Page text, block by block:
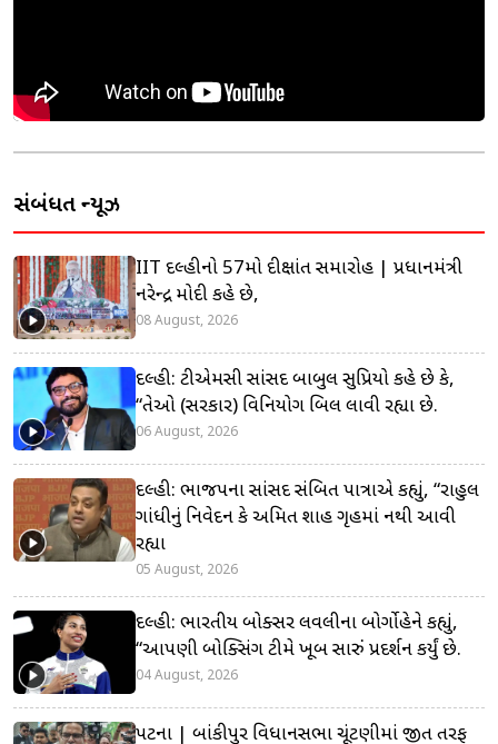
સંબંધિત ન્યૂઝ
IIT દિલ્હીનો 57મો દીક્ષાંત સમારોહ | પ્રધાનમંત્રી
નરેન્દ્ર મોદી કહે છે,
08 August, 2026
દિલ્હી: ટીએમસી સાંસદ બાબુલ સુપ્રિયો કહે છે કે,
“તેઓ (સરકાર) વિનિયોગ બિલ લાવી રહ્યા છે.
06 August, 2026
દિલ્હી: ભાજપના સાંસદ સંબિત પાત્રાએ કહ્યું, “રાહુલ
ગાંધીનું નિવેદન કે અમિત શાહ ગૃહમાં નથી આવી
રહ્યા
05 August, 2026
દિલ્હી: ભારતીય બોક્સર લવલીના બોર્ગોહેને કહ્યું,
“આપણી બોક્સિંગ ટીમે ખૂબ સારું પ્રદર્શન કર્યું છે.
04 August, 2026
પટના | બાંકીપુર વિધાનસભા ચૂંટણીમાં જીત તરફ